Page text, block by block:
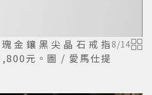
金鑲黑尖晶石戒指
元。圖 / 愛馬仕提
8/14